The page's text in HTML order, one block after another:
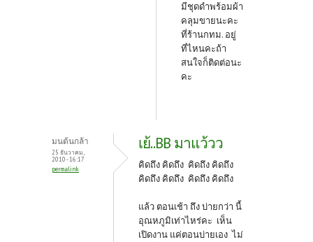
มีชุดดำพร้อมผ้า
คลุมขายนะคะ
ที่ร้านกทม. อยู่
ที่ไหนคะถ้า
สนใจก็ติดต่อนะ
คะ
มนต้นกล้า
25 ธันวาคม,
2010 - 16:17
permalink
เย้..BB มาแว้วว
คิดถึง คิดถึง คิดถึง คิดถึง
คิดถึง คิดถึง คิดถึง คิดถึง
แล้ว ตอนเช้า ถึง บ่ายกว่า นี้
อุณหภูมิเท่าไหร่คะ เห็น
เปิดงาน แค่ตอนบ่ายเอง ไม่